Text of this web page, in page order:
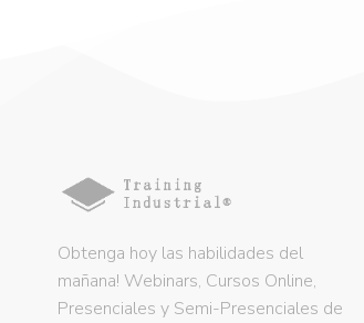
Obtenga hoy las habilidades del
mañana! Webinars, Cursos Online,
Presenciales y Semi-Presenciales de